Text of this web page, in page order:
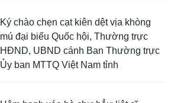
Ký chào chẹn cạt kiên dệt vịa khòng
mú đại biểu Quốc hội, Thường trực
HĐND, UBND cánh Ban Thường trực
Ủy ban MTTQ Việt Nam tỉnh